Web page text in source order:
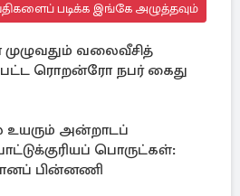
படிக்க இங்கே அழுத்தவும்
வலைவீசித்
ரொறன்ரோ நபர் கைது
உயரும் அன்றாடப்
பொருட்கள்:
பின்னணி